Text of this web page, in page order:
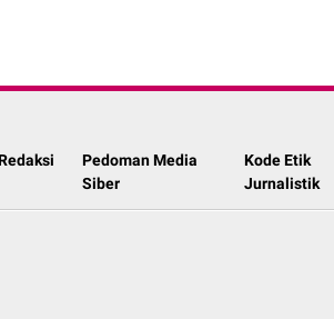
Pedoman Media
Siber
Kode Etik
Jurnalistik